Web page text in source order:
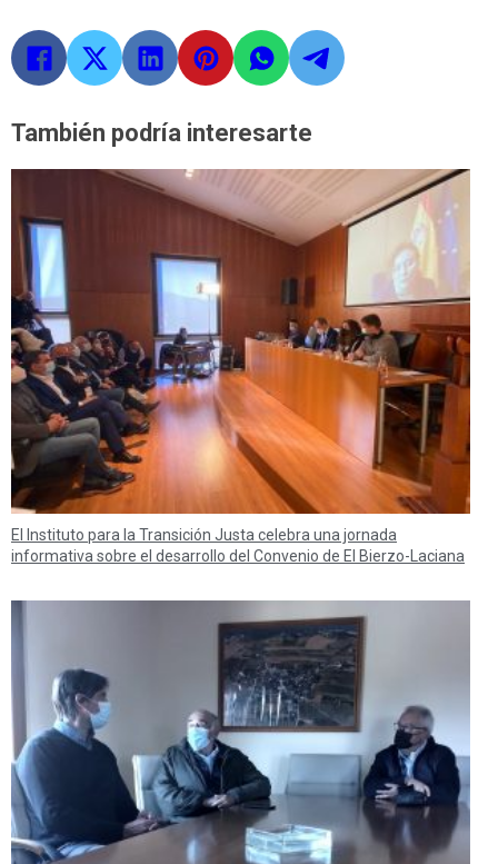
También podría interesarte
El Instituto para la Transición Justa celebra una jornada
informativa sobre el desarrollo del Convenio de El Bierzo-Laciana